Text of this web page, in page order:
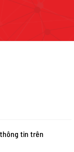
tin trên